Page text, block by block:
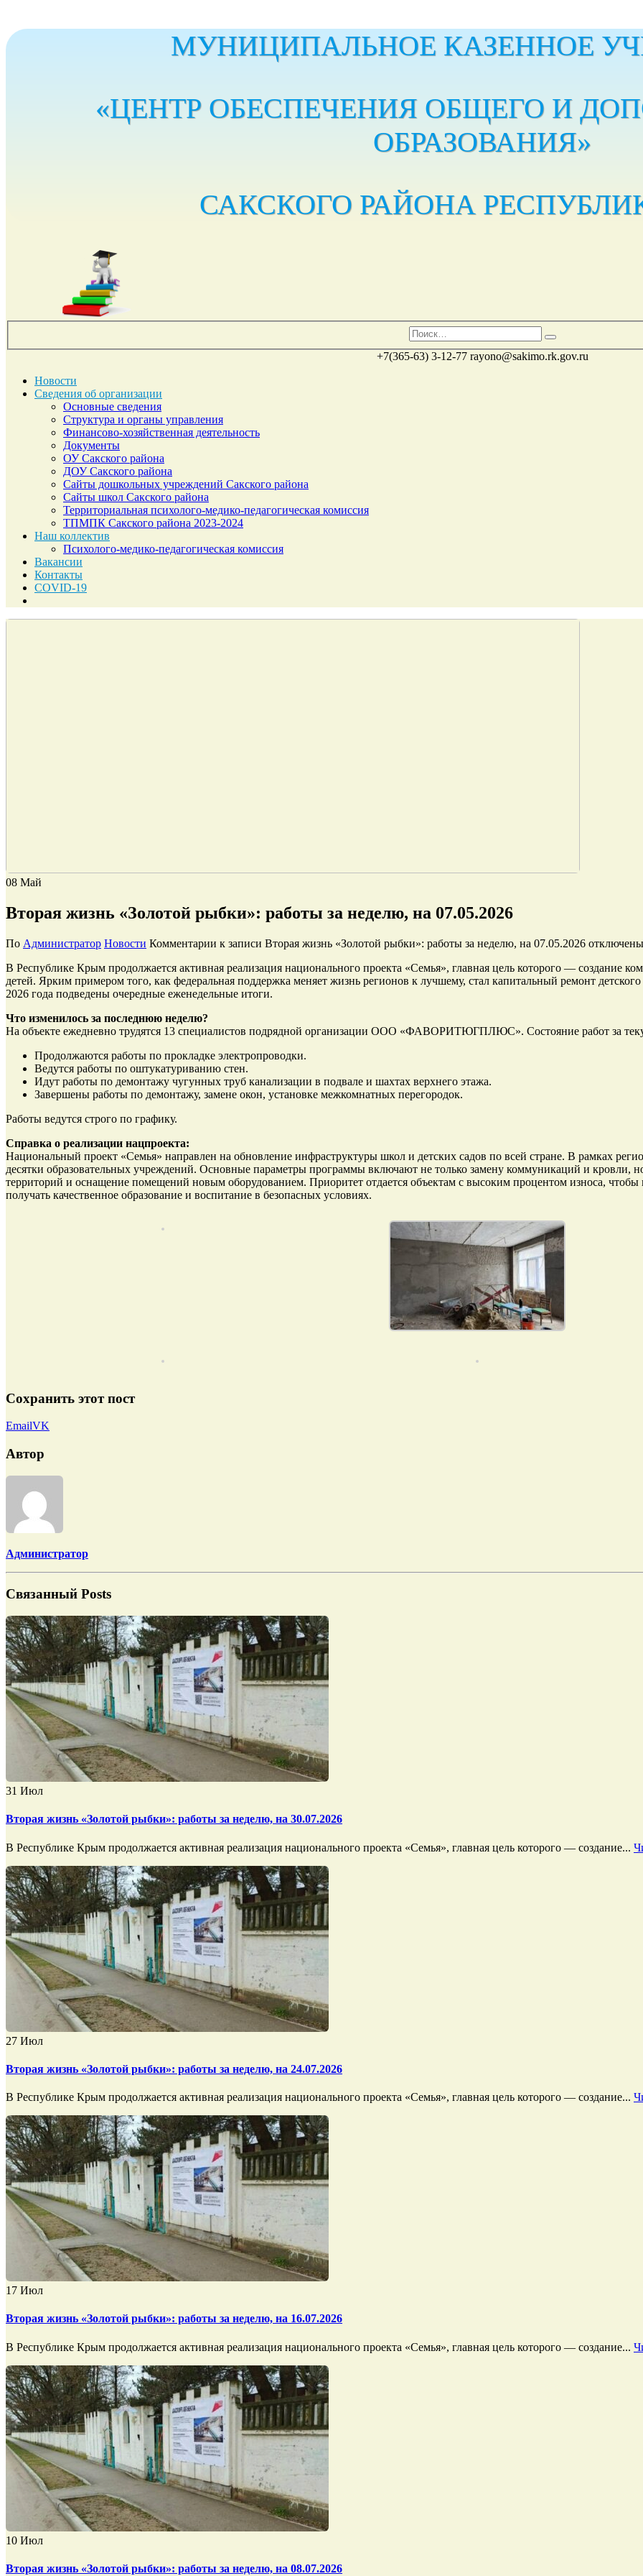
МУНИЦИПАЛЬНОЕ КАЗЕННОЕ
«ЦЕНТР ОБЕСПЕЧЕНИЯ ОБЩЕГО И
ОБРАЗОВАНИЯ»‎
САКСКОГО РАЙОНА
+7(365-63) 3-12-77 rayono@sakimo.rk.gov.ru
Новости
Сведения об организации
Основные сведения
Структура и органы управления
Финансово-хозяйственная деятельность
Документы
ОУ Сакского района
ДОУ Сакского района
Сайты дошкольных учреждений Сакского района
Сайты школ Сакского района
Территориальная психолого-медико-педагогическая комиссия
ТПМПК Сакского района 2023-2024
Наш коллектив
Психолого-медико-педагогическая комиссия
Вакансии
Контакты
COVID-19
08 Май
Вторая жизнь «Золотой рыбки»: работы за неделю, на 07.05.2026
По Администратор Новости Комментарии к записи Вторая жизнь «Золотой рыбки»: работы за неделю, на 07.05.2026 отключены
В Республике Крым продолжается активная реализация национального проекта «Семья», главная цель которого — создание
детей. Ярким примером того, как федеральная поддержка меняет жизнь регионов к лучшему, стал капитальный ремонт
2026 года подведены очередные еженедельные итоги.
Что изменилось за последнюю неделю?
На объекте ежедневно трудятся 13 специалистов подрядной организации ООО «ФАВОРИТЮГПЛЮС». Состояние работ за
Продолжаются работы по прокладке электропроводки.
Ведутся работы по оштукатуриванию стен.
Идут работы по демонтажу чугунных труб канализации в подвале и шахтах верхнего этажа.
Завершены работы по демонтажу, замене окон, установке межкомнатных перегородок.
Работы ведутся строго по графику.
Справка о реализации нацпроекта:
Национальный проект «Семья» направлен на обновление инфраструктуры школ и детских садов по всей стране. В рамках
десятки образовательных учреждений. Основные параметры программы включают не только замену коммуникаций и кровли,
территорий и оснащение помещений новым оборудованием. Приоритет отдается объектам с высоким процентом износа,
получать качественное образование и воспитание в безопасных условиях.
Сохранить этот пост
EmailVK
Автор
Администратор
Связанный Posts
31 Июл
Вторая жизнь «Золотой рыбки»: работы за неделю, на 30.07.2026
В Республике Крым продолжается активная реализация национального проекта «Семья», главная цель которого — создание...
27 Июл
Вторая жизнь «Золотой рыбки»: работы за неделю, на 24.07.2026
В Республике Крым продолжается активная реализация национального проекта «Семья», главная цель которого — создание...
17 Июл
Вторая жизнь «Золотой рыбки»: работы за неделю, на 16.07.2026
В Республике Крым продолжается активная реализация национального проекта «Семья», главная цель которого — создание...
10 Июл
Вторая жизнь «Золотой рыбки»: работы за неделю, на 08.07.2026